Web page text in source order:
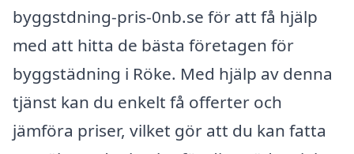
byggstdning-pris-0nb.se för att få hjälp
med att hitta de bästa företagen för
byggstädning i Röke. Med hjälp av denna
tjänst kan du enkelt få offerter och
jämföra priser, vilket gör att du kan fatta